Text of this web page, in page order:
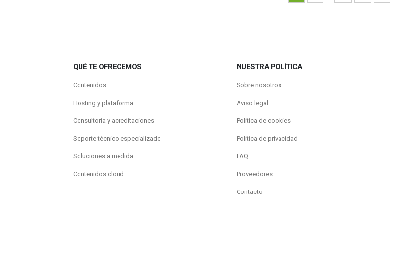
QUÉ TE OFRECEMOS
Contenidos
Hosting y plataforma
Consultoría y acreditaciones
Soporte técnico especializado
Soluciones a medida
Contenidos.cloud
NUESTRA POLÍTICA
Sobre nosotros
Aviso legal
Política de cookies
Politica de privacidad
FAQ
Proveedores
Contacto